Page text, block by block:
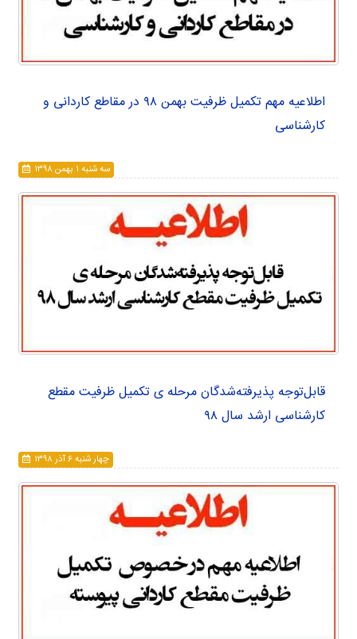
اطلاعیه مهم تکمیل ظرفیت بهمن ۹۸ در مقاطع کاردانی و
کارشناسی
سه شنبه ۱ بهمن ۱۳۹۸
قابل‌توجه پذیرفته‌شدگان مرحله ی تکمیل ظرفیت مقطع
کارشناسی ارشد سال ۹۸
چهار شنبه ۶ آذر ۱۳۹۸